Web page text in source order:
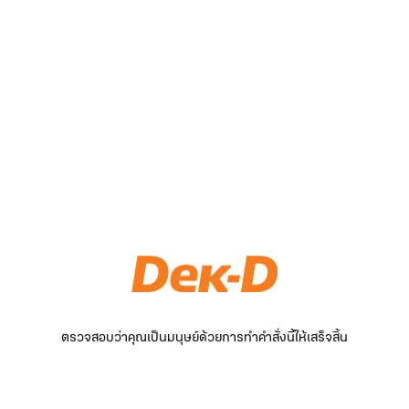
ตรวจสอบว่าคุณเป็นมนุษย์ด้วยการทำคำสั่งนี้ให้เสร็จสิ้น